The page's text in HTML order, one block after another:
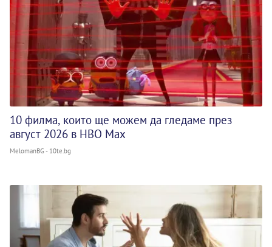
10 филма, които ще можем да гледаме през
август 2026 в HBO Max
MelomanBG - 10te.bg